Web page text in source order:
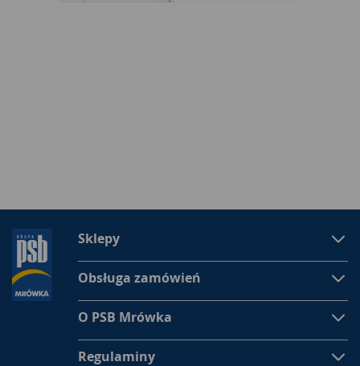
Sklepy
Obsługa zamówień
O PSB Mrówka
Regulaminy